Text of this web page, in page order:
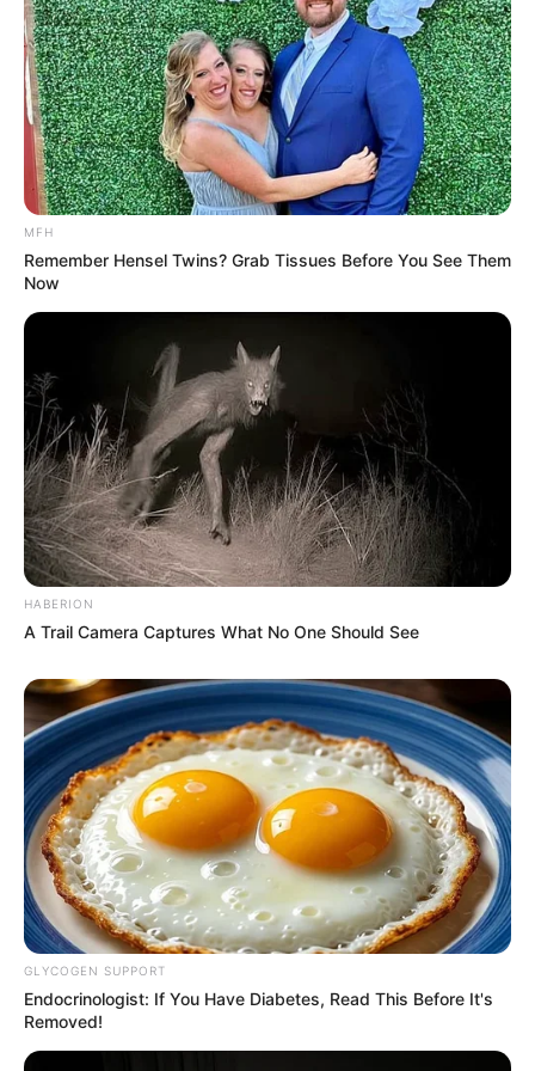
2. ΑΝ ΘΕΩΡΟΥΝ ΤΗΝ ΟΛΗ “ΠΑΝΔΗΜΙΑ” ΜΙΑ
ΕΓΚΛΗΜΑΤΙΚΗ/ΓΕΝΟΚΤΟΝΙΚΗΣ ΕΠΙΧΕΙΡΗΣΗ ΚΑΤΑ ΤΟΥ
ΕΘΝΟΥΣ ΚΑΙ ΑΝ ΣΑΝ ΚΥΒΕΡΝΗΣΗ ΘΑ ΦΘΑΣΟΥΝ ΜΈΧΡΙΣ
ΕΣΧΑΤΩΝ ΩΣΤΕ ΟΛΟΙ ΟΙ ΑΥΤΟΥΡΓΟΙ, ΗΘΙΚΟΙ ΚΑΙ ΦΥΣΙΚΟΙ,
ΜΑΖΙ ΜΕ ΣΥΝΕΡΓΑΤΕΣ, ΣΑΠΙΣΟΥΝ ΣΤΑ ΚΑΤΕΡΓΑ ΚΑΙ
ΔΗΜΕΥΤΕΙ ΜΕΧΡΙ ΚΑΙ ΤΟ ΛΟΥΡΙ ΤΗΣ ΜΑΝΑΣ ΤΟΥΣ;
3. ΑΝ ΣΑΝ ΚΥΒΕΡΝΗΣΗ ΔΕΣΜΕΎΟΝΤΑΙ ΝΑ ΕΠΙΣΤΡΕΨΟΥΝ
ΟΛΕΣ ΤΙΣ ΔΕΚΟ ΚΑΙ ΥΠΟΔΟΜΕΣ, ΠΟΥ ΔΟΛΙΑ
ΔΙΑΠΛΕΚΟΜΜΕΝΟΥΣ;
4. ΑΝ ΣΑΝ ΚΥΒΕΡΝΗΣΗ ΔΕΣΜΕΎΟΝΤΑΙ ΝΑ ΔΗΜΕΥΣΟΥΝ
ΣΤΟ 100% ΤΗΝ ΑΚΙΝΗΤΗ ΠΕΡΙΟΥΣΙΑ ΤΗΣ ΣΑΤΑΝΙΣΤΙΚΗΣ
ΟΡΓΑΝΩΣΗΣ “ΕΛΛΗΝΙΚΗ ΟΡΘΟΔΟΞΗ ΕΚΚΛΗΣΊΑ”,
ΠΡΟΕΡΧΟΜΕΝΗ ΩΣ ΕΠΙ ΤΟ ΠΛΕΙΣΤΟΝ ΑΠΟ ΣΟΥΛΤΑΝΙΚΑ
ΦΙΡΜΑΝΙΑ, ΚΛΠ..
….
100. ΚΑΙ ΟΤΑΝ ΣΑΣ ΠΟΥΝ ΟΤΙ ΔΕΣΜΕΎΟΝΤΑΙ ΓΙΑ ΤΑ
ΠΑΡΑΠΑΝΩ, ΝΑ ΣΑΣ ΕΞΗΓΗΣΟΥΝ ΓΙΑ ΠΟΙΟ ΛΟΓΟ ΔΕΝ
ΤΑ ΑΝΑΦΕΡΟΥΝ ΡΗΤΑ ΣΤΗΝ ΙΔΡΥΤΙΚΗ ΤΟΥΣ
MFH
Remember Hensel Twins? Grab Tissues Before You See Them
Now
HABERION
A Trail Camera Captures What No One Should See
GLYCOGEN SUPPORT
Endocrinologist: If You Have Diabetes, Read This Before It's
Removed!